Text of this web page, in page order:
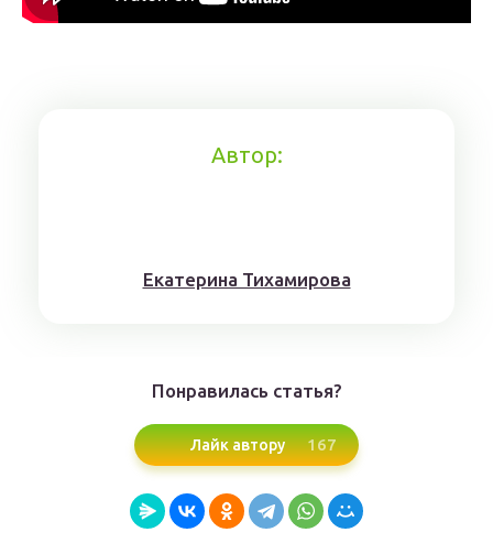
Автор:
Eкaтерина Тихaмировa
Понравилась статья?
Лайк автору 167